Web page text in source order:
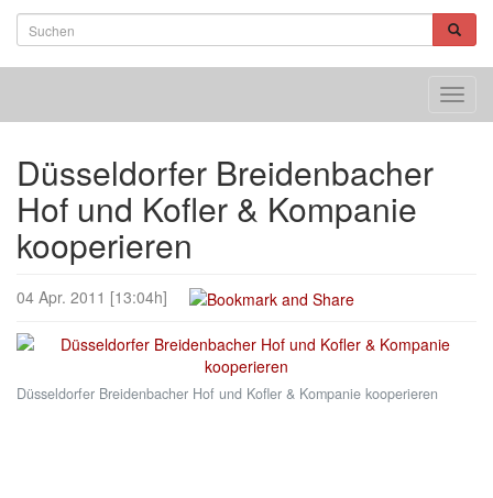
Düsseldorfer Breidenbacher
Hof und Kofler & Kompanie
kooperieren
04 Apr. 2011 [13:04h]
Düsseldorfer Breidenbacher Hof und Kofler & Kompanie kooperieren